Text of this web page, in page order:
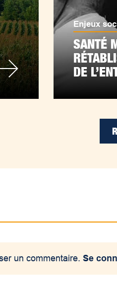
Enjeux
SANTÉ
DE
un commentaire.Se